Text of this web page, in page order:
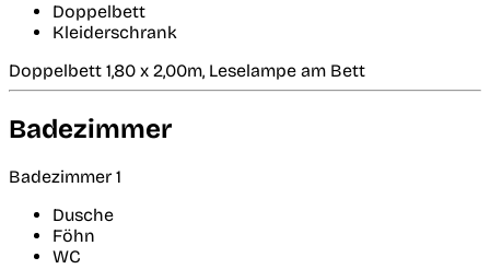
Doppelbett
Kleiderschrank
Doppelbett 1,80 x 2,00m, Leselampe am Bett
Badezimmer
Badezimmer 1
Dusche
Föhn
WC